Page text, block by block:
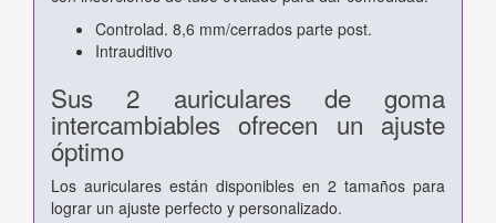
Controlad. 8,6 mm/cerrados parte post.
Intrauditivo
Sus 2 auriculares de goma
intercambiables ofrecen un ajuste
óptimo
Los auriculares están disponibles en 2 tamaños para
lograr un ajuste perfecto y personalizado.